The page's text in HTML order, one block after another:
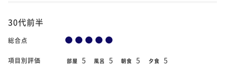
30代前半
総合点
項目別評価 部屋 5 風呂 5 朝食 5 夕食 5